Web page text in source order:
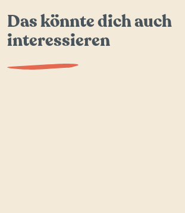
Das könnte dich auch
interessieren